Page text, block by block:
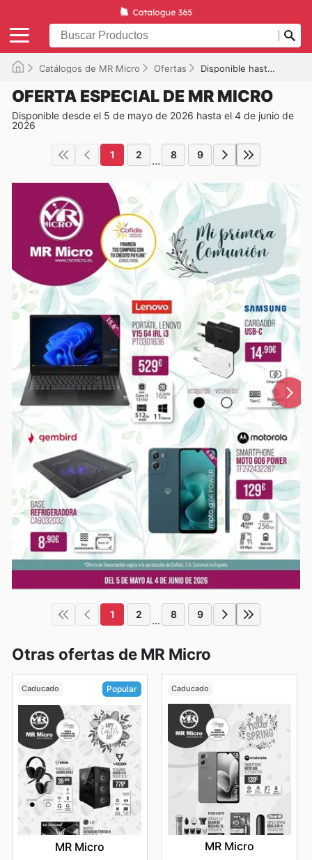
Catálogos de MR Micro Ofertas Disponible hasta el 04/06/2026
OFERTA ESPECIAL DE MR MICRO
Disponible desde el 5 de mayo de 2026 hasta el 4 de junio de
2026
1 2 ... 8 9
1 2 ... 8 9
Otras ofertas de MR Micro
Caducado Popular
MR Micro
Caducado
MR Micro